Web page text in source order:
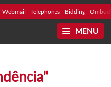
Webmail Telephones Bidding
MENU